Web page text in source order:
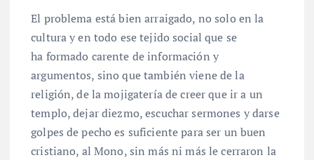
El problema está bien arraigado, no solo en la
cultura y en todo ese tejido social que se
ha formado carente de información y
argumentos, sino que también viene de la
religión, de la mojigatería de creer que ir a un
templo, dejar diezmo, escuchar sermones y darse
golpes de pecho es suficiente para ser un buen
cristiano, al Mono, sin más ni más le cerraron la